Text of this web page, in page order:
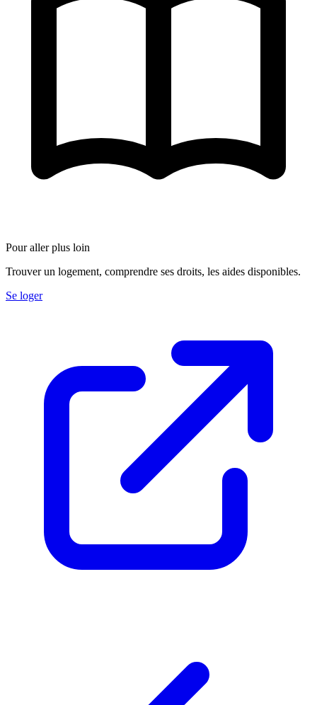
Pour aller plus loin
Trouver un logement, comprendre ses droits, les aides disponibles.
Se loger